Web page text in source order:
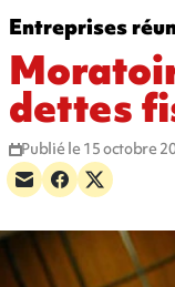
Entreprises
dettes
Publié le 15 octobre